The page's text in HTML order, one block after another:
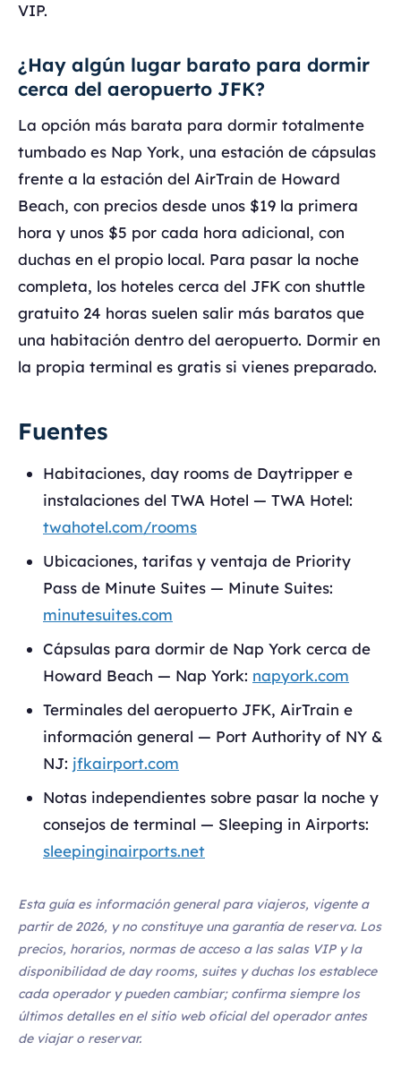
VIP.
¿Hay algún lugar barato para dormir
cerca del aeropuerto JFK?
La opción más barata para dormir totalmente
tumbado es Nap York, una estación de cápsulas
frente a la estación del AirTrain de Howard
Beach, con precios desde unos $19 la primera
hora y unos $5 por cada hora adicional, con
duchas en el propio local. Para pasar la noche
completa, los hoteles cerca del JFK con shuttle
gratuito 24 horas suelen salir más baratos que
una habitación dentro del aeropuerto. Dormir en
la propia terminal es gratis si vienes preparado.
Fuentes
Habitaciones, day rooms de Daytripper e
instalaciones del TWA Hotel — TWA Hotel:
twahotel.com/rooms
Ubicaciones, tarifas y ventaja de Priority
Pass de Minute Suites — Minute Suites:
minutesuites.com
Cápsulas para dormir de Nap York cerca de
Howard Beach — Nap York: napyork.com
Terminales del aeropuerto JFK, AirTrain e
información general — Port Authority of NY &
NJ: jfkairport.com
Notas independientes sobre pasar la noche y
consejos de terminal — Sleeping in Airports:
sleepinginairports.net
Esta guía es información general para viajeros, vigente a
partir de 2026, y no constituye una garantía de reserva. Los
precios, horarios, normas de acceso a las salas VIP y la
disponibilidad de day rooms, suites y duchas los establece
cada operador y pueden cambiar; confirma siempre los
últimos detalles en el sitio web oficial del operador antes
de viajar o reservar.